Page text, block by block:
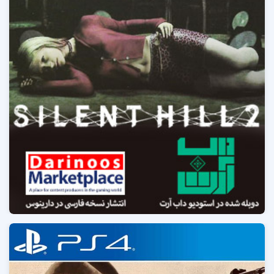
انتخاب خیر و شر و قرار گرفتن در نقش قهرمانان هر طرف با
بازیکن است و وی می تواند هر کمپین را از هر دو سوی
متخاصم تجربه کند.
کنترل قهرمانان و استفاده از تسلیحات گوناگون به ترتیبی
طراحی شده است که بتوان از ارتقاء شخصیت و قابلیت های
وی لذت برد. آنها شمشیرها، زره ها، معجون های شفابخش و
کتیبه هایی جادویی یافته و یا به غنیمت می گیرند و جریان
گذر از مراحل را غیر تکراری و جذاب می کنند.
از نقاط قوت بازی فیلم های با کیفیت آن است که بخوبی
بازیکن را در جریان داستان قرار می دهد. این فیلم های با
کیفیت بخش ویدیو های کپسول را حجیم کرده و به همین
دلیل دارینوس فارسی کردن آنها را انتخابی کرده است.